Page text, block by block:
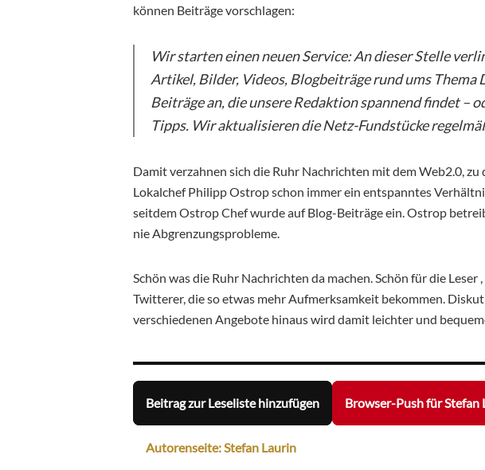
können Beiträge vorschlagen:
Wir starten einen neuen Service: An dieser Stelle
Artikel, Bilder, Videos, Blogbeiträge rund ums Thema
Beiträge an, die unsere Redaktion spannend findet –
Tipps. Wir aktualisieren die Netz-Fundstücke
Damit verzahnen sich die Ruhr Nachrichten mit dem Web2.0, zu
Lokalchef Philipp Ostrop schon immer ein entspanntes
seitdem Ostrop Chef wurde auf Blog-Beiträge ein. Ostrop
nie Abgrenzungsprobleme.
Schön was die Ruhr Nachrichten da machen. Schön für die Leser
Twitterer, die so etwas mehr Aufmerksamkeit bekommen.
verschiedenen Angebote hinaus wird damit leichter und
Beitrag zur Leseliste hinzufügen Browser-Push für Stefan
Autorenseite: Stefan Laurin